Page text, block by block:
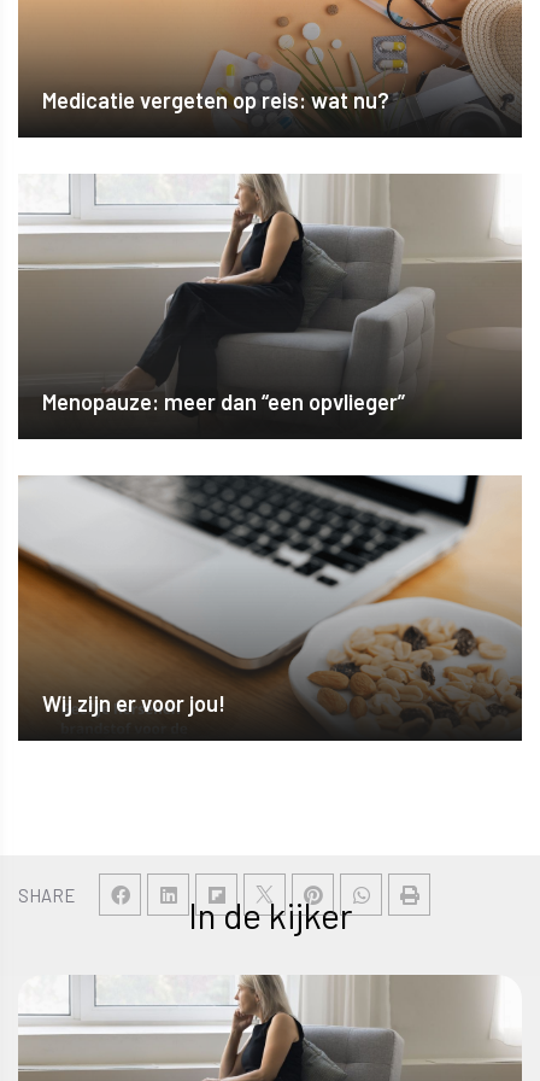
SHARE
Medicatie vergeten op reis: wat nu?
Menopauze: meer dan “een opvlieger”
Wij zijn er voor jou!
In de kijker